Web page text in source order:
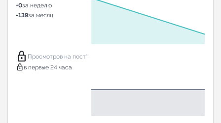
+0за неделю
-139за месяц
lock Просмотров на пост*
lock в первые 24 часа